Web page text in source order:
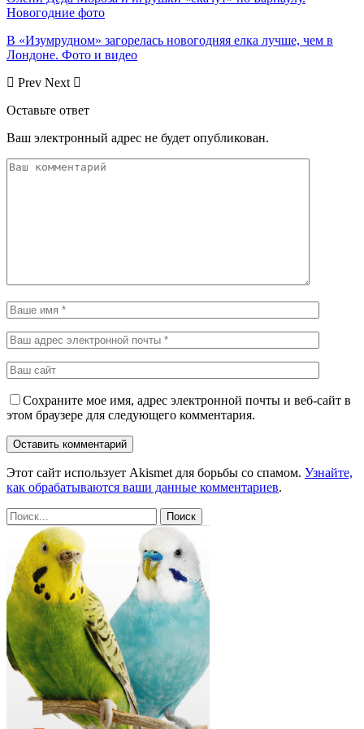
Новогодние фото
В «Изумрудном» загорелась новогодняя елка лучше, чем в
Лондоне. Фото и видео
Prev Next
Оставьте ответ
Ваш электронный адрес не будет опубликован.
Сохраните мое имя, адрес электронной почты и веб-сайт в
этом браузере для следующего комментария.
Этот сайт использует Akismet для борьбы со спамом. Узнайте,
как обрабатываются ваши данные комментариев.